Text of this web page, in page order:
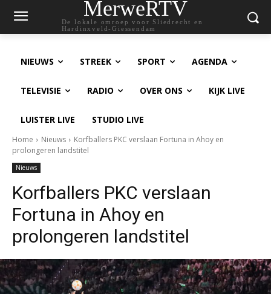
MerweRTV
De lokale omroep voor Sliedrecht en
Hardinxveld-Giessendam
NIEUWS STREEK SPORT AGENDA
TELEVISIE RADIO OVER ONS KIJK LIVE
LUISTER LIVE STUDIO LIVE
Home Nieuws
Korfballers PKC verslaan Fortuna in Ahoy en
prolongeren landstitel
Nieuws
Korfballers PKC verslaan
Fortuna in Ahoy en
prolongeren landstitel